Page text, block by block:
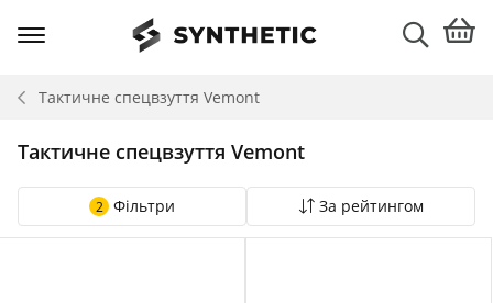
Тактичне спецвзуття Vemont
Тактичне спецвзуття Vemont
2 Фільтри За рейтингом